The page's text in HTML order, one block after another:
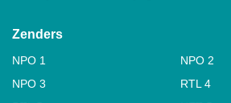
Zenders
NPO 1
NPO 2
NPO 3
RTL 4